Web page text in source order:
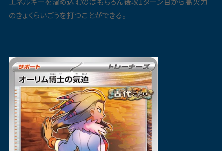
のきょくらいごうを打つことができる。